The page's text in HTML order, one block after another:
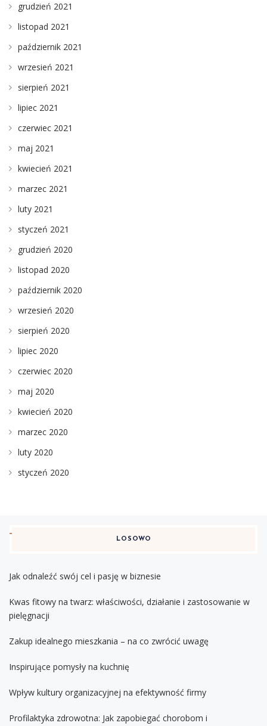
grudzień 2021
listopad 2021
październik 2021
wrzesień 2021
sierpień 2021
lipiec 2021
czerwiec 2021
maj 2021
kwiecień 2021
marzec 2021
luty 2021
styczeń 2021
grudzień 2020
listopad 2020
październik 2020
wrzesień 2020
sierpień 2020
lipiec 2020
czerwiec 2020
maj 2020
kwiecień 2020
marzec 2020
luty 2020
styczeń 2020
LOSOWO
Jak odnaleźć swój cel i pasję w biznesie
Kwas fitowy na twarz: właściwości, działanie i zastosowanie w
pielęgnacji
Zakup idealnego mieszkania – na co zwrócić uwagę
Inspirujące pomysły na kuchnię
Wpływ kultury organizacyjnej na efektywność firmy
Profilaktyka zdrowotna: Jak zapobiegać chorobom i